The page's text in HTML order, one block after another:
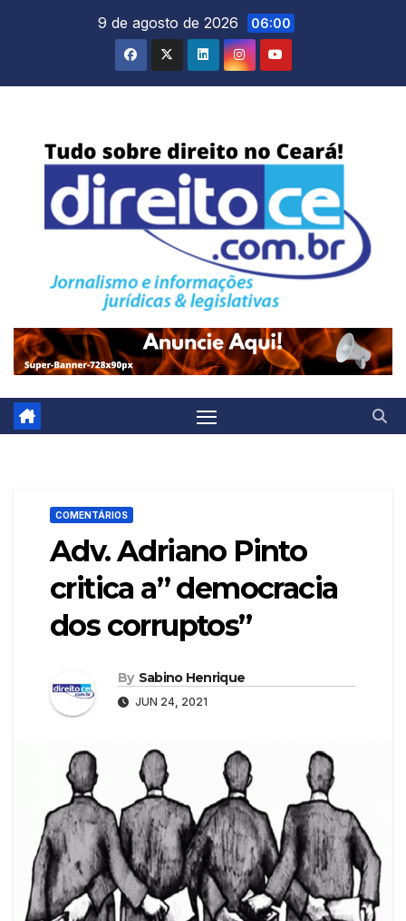
9 de agosto de 2026 06:00
COMENTÁRIOS
Adv. Adriano Pinto
critica a” democracia
dos corruptos”
By Sabino Henrique
JUN 24, 2021